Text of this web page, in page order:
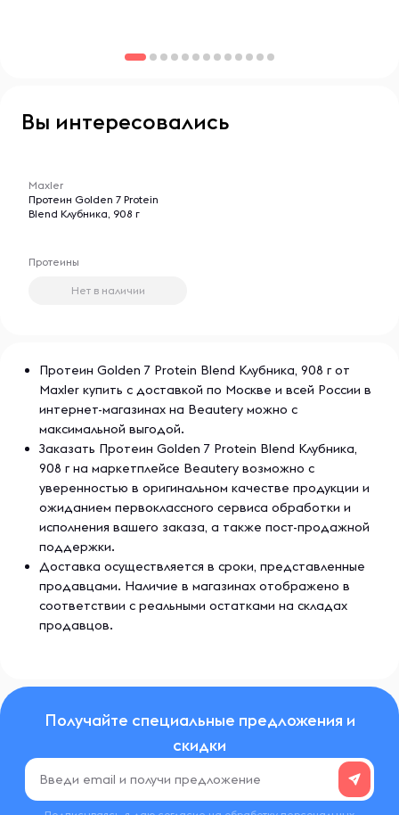
тренировок и поддерживать здоровье. Продукция
профессиональных атлетов и любителей фитнеса.
Вы интересовались
Maxler
Протеин Golden 7 Protein
Blend Клубника, 908 г
Протеины
Нет в наличии
Протеин Golden 7 Protein Blend Клубника, 908 г от
Maxler купить с доставкой по Москве и всей России в
интернет-магазинах на Beautery можно с
максимальной выгодой.
Заказать Протеин Golden 7 Protein Blend Клубника,
908 г на маркетплейсе Beautery возможно с
уверенностью в оригинальном качестве продукции и
ожиданием первоклассного сервиса обработки и
исполнения вашего заказа, а также пост-продажной
поддержки.
Доставка осуществляется в сроки, представленные
продавцами. Наличие в магазинах отображено в
соответствии с реальными остатками на складах
продавцов.
Получайте специальные предложения и
скидки